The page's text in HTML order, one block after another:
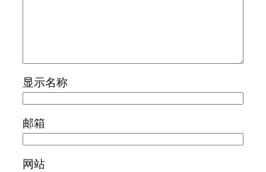
显示名称
邮箱
网站